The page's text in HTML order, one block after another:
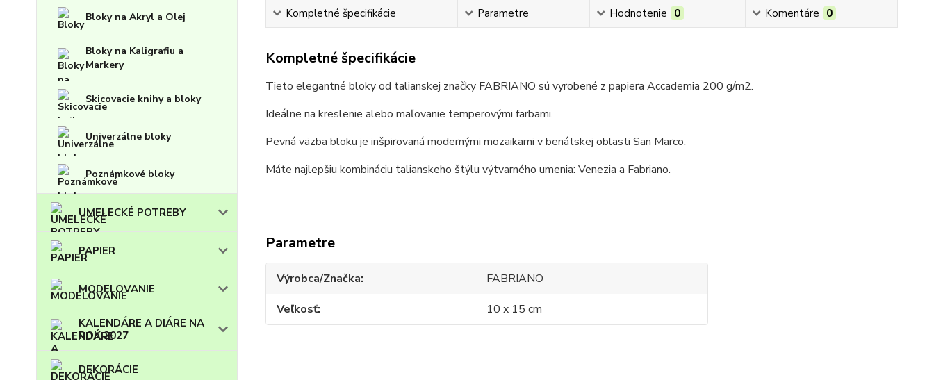
Bloky na Akryl a Olej
Bloky na Kaligrafiu a
Markery
Skicovacie knihy a bloky
Univerzálne bloky
Poznámkové bloky
UMELECKÉ POTREBY
PAPIER
MODELOVANIE
KALENDÁRE A DIÁRE NA
ROK 2027
DEKORÁCIE
Kompletné špecifikácie Parametre Hodnotenie 0 Komentáre 0
Kompletné špecifikácie
Tieto elegantné bloky od talianskej značky FABRIANO sú vyrobené z papiera Accademia 200 g/m2.
Ideálne na kreslenie alebo maľovanie temperovými farbami.
Pevná väzba bloku je inšpirovaná modernými mozaikami v benátskej oblasti San Marco.
Máte najlepšiu kombináciu talianskeho štýlu výtvarného umenia: Venezia a Fabriano.
Parametre
Výrobca/Značka
FABRIANO
Veľkosť
10 x 15 cm